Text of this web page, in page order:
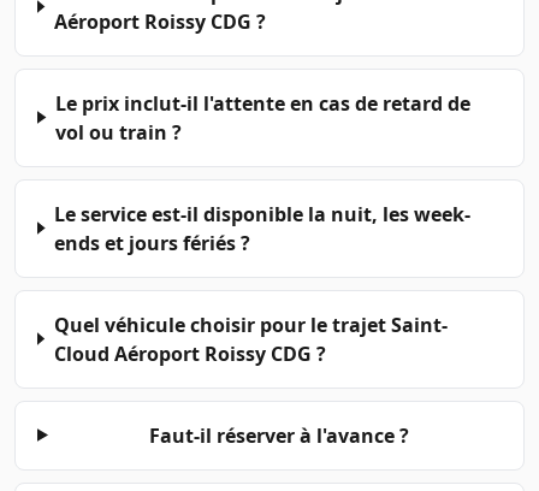
Aéroport Roissy CDG ?
Le prix inclut-il l'attente en cas de retard de
vol ou train ?
Le service est-il disponible la nuit, les week-
ends et jours fériés ?
Quel véhicule choisir pour le trajet Saint-
Cloud Aéroport Roissy CDG ?
Faut-il réserver à l'avance ?